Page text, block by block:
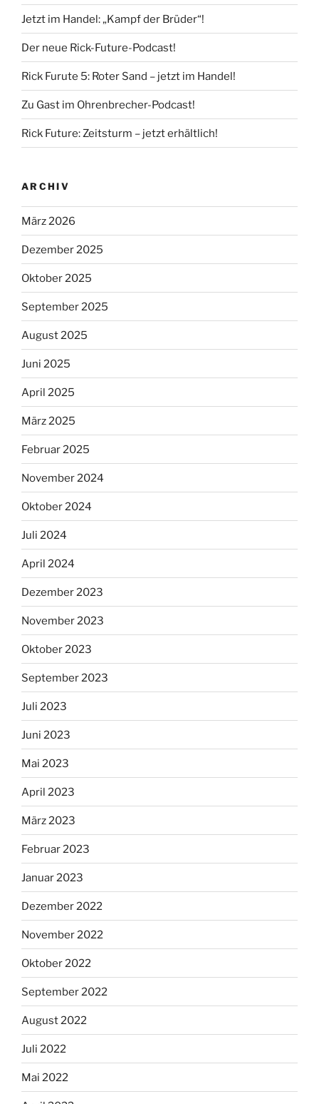
Jetzt im Handel: „Kampf der Brüder“!
Der neue Rick-Future-Podcast!
Rick Furute 5: Roter Sand – jetzt im Handel!
Zu Gast im Ohrenbrecher-Podcast!
Rick Future: Zeitsturm – jetzt erhältlich!
ARCHIV
März 2026
Dezember 2025
Oktober 2025
September 2025
August 2025
Juni 2025
April 2025
März 2025
Februar 2025
November 2024
Oktober 2024
Juli 2024
April 2024
Dezember 2023
November 2023
Oktober 2023
September 2023
Juli 2023
Juni 2023
Mai 2023
April 2023
März 2023
Februar 2023
Januar 2023
Dezember 2022
November 2022
Oktober 2022
September 2022
August 2022
Juli 2022
Mai 2022